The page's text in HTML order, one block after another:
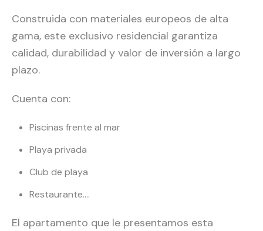
Construida con materiales europeos de alta
gama, este exclusivo residencial garantiza
calidad, durabilidad y valor de inversión a largo
plazo.
Cuenta con:
Piscinas frente al mar
Playa privada
Club de playa
Restaurante….
El apartamento que le presentamos esta